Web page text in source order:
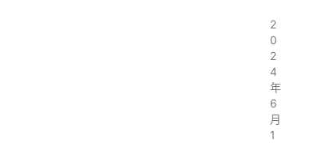
2
0
2
4
年
6
月
1